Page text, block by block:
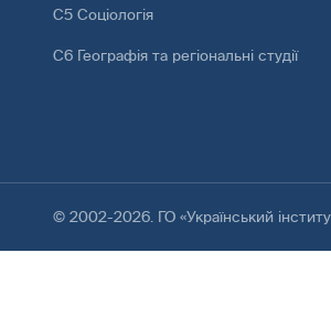
С5 Соціологія
С6 Географія та регіональні студії
© 2002-2026. ГО «Український